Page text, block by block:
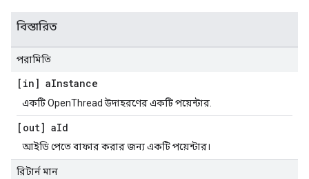
বিস্তারিত
পরামিতি
[in] aInstance
একটি OpenThread উদাহরণের একটি পয়েন্টার.
[out] aId
আইডি পেতে বাফার করার জন্য একটি পয়েন্টার।
রিটার্ন মান